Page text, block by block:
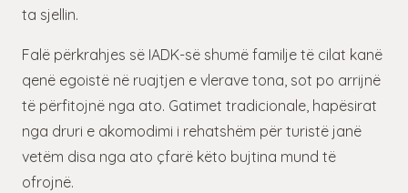
ta sjellin.
Falë përkrahjes së IADK-së shumë familje të cilat kanë
qenë egoistë në ruajtjen e vlerave tona, sot po arrijnë
të përfitojnë nga ato. Gatimet tradicionale, hapësirat
nga druri e akomodimi i rehatshëm për turistë janë
vetëm disa nga ato çfarë këto bujtina mund të
ofrojnë.